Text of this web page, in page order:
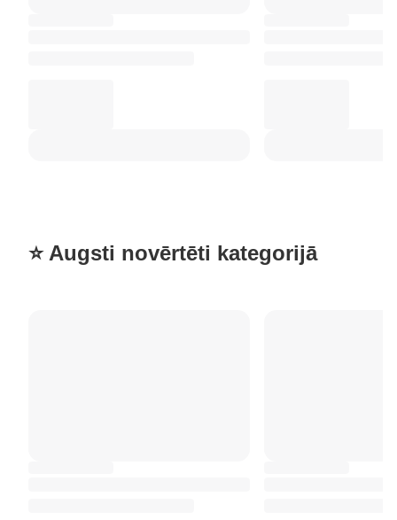
⭐ Augsti novērtēti kategorijā